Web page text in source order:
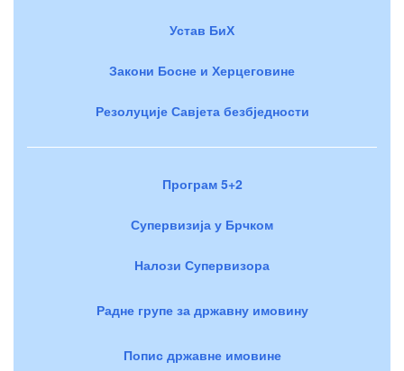
Устав БиХ
Закони Босне и Херцеговине
Резолуције Савјета безбједности
Програм 5+2
Супервизија у Брчком
Налози Супервизора
Радне групе за државну имовину
Попис државне имовине